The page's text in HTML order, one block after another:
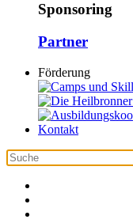
Sponsoring
Partner
Förderung
Kontakt